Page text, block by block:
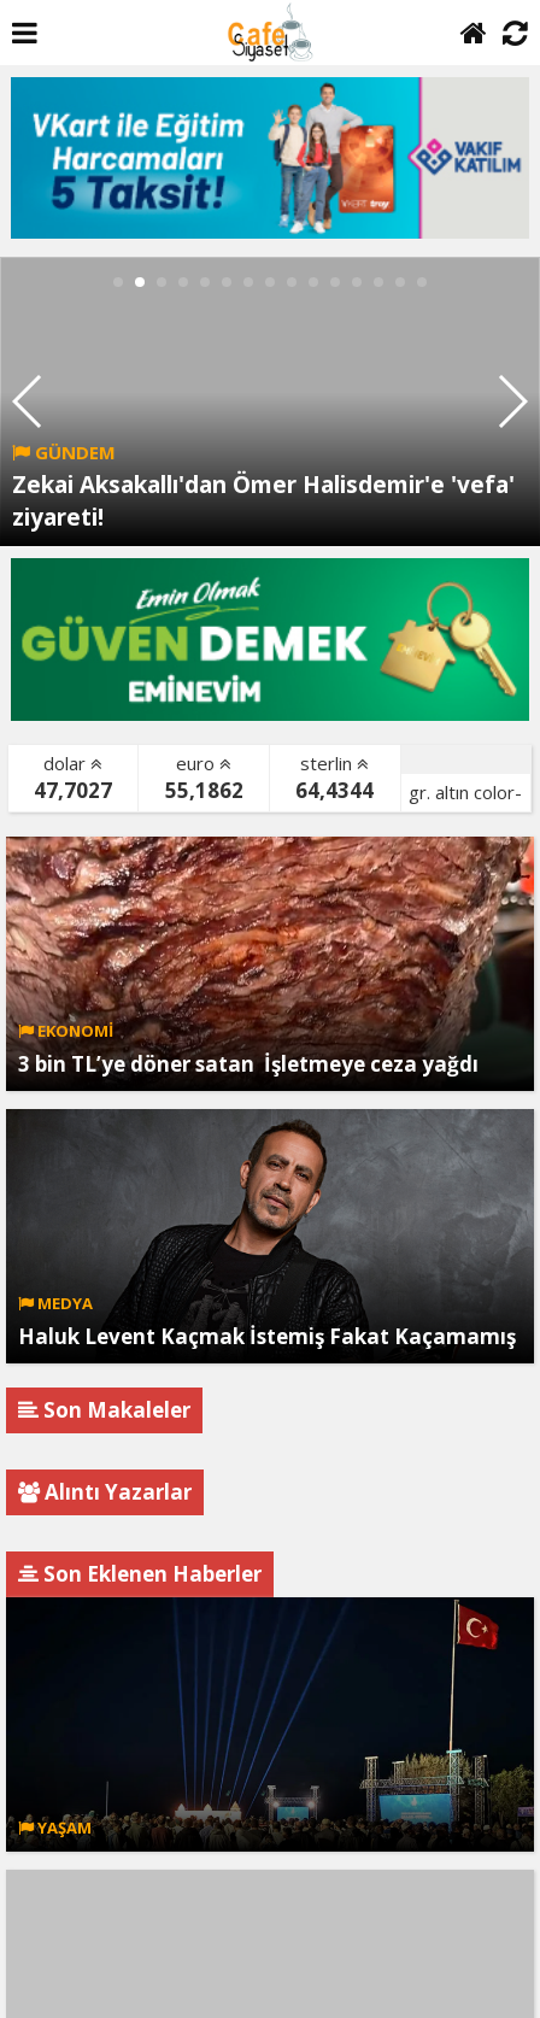
GÜNDEM
Zekai Aksakallı'dan Ömer Halisdemir'e 'vefa'
ziyareti!
dolar
47,7027
euro
55,1862
sterlin
64,4344
gr. altın color-
bist color-
EKONOMİ
3 bin TL’ye döner satan İşletmeye ceza yağdı
MEDYA
Haluk Levent Kaçmak İstemiş Fakat Kaçamamış
Son Makaleler
Alıntı Yazarlar
Son Eklenen Haberler
YAŞAM